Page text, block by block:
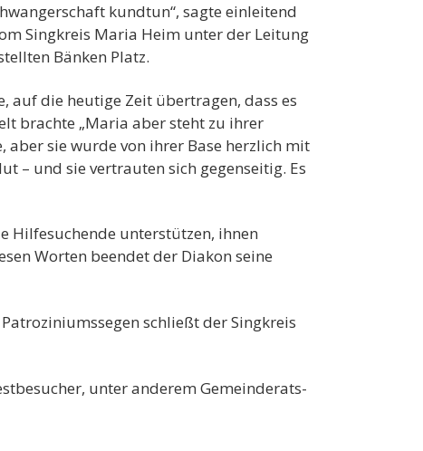
kundtun“, sagte einleitend
Singkreis Maria Heim unter der Leitung
Bänken Platz.
auf die heutige Zeit übertragen, dass es
brachte „Maria aber steht zu ihrer
aber sie wurde von ihrer Base herzlich mit
– und sie vertrauten sich gegenseitig. Es
Hilfesuchende unterstützen, ihnen
Worten beendet der Diakon seine
schließt der Singkreis
unter anderem Gemeinderats-